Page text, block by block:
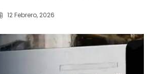
12 Febrero, 2026